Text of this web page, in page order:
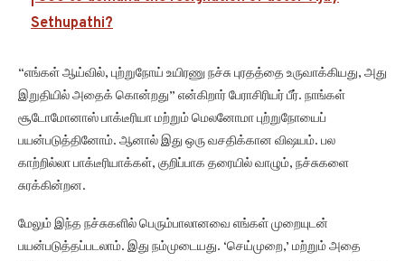
Sethupathi?
“எங்கள் ஆய்வில், புற்றுநோய் உயிரணு நச்சு புரதத்தை உருவாக்கியது, அது
இறுதியில் அதைக் கொன்றது” என்கிறார் பேராசிரியர் பீர். நாங்கள்
சூடோமோனாஸ் பாக்டீரியா மற்றும் மெலனோமா புற்றுநோயைப்
பயன்படுத்தினோம். ஆனால் இது ஒரு வசதிக்கான விஷயம். பல
காற்றில்லா பாக்டீரியாக்கள், குறிப்பாக தரையில் வாழும், நச்சுகளை
சுரக்கின்றன.
மேலும் இந்த நச்சுகளில் பெரும்பாலானவை எங்கள் முறையுடன்
பயன்படுத்தப்படலாம். இது நம்முடையது. ‘செய்முறை,’ மற்றும் அதை